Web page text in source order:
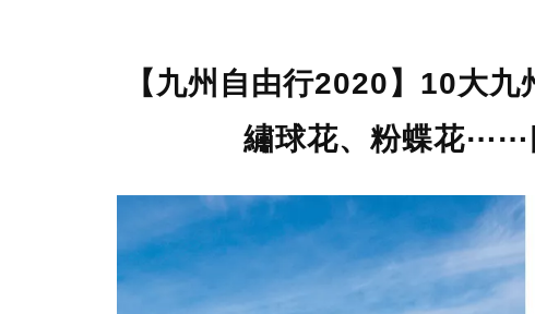
【九州自由行2020】10大九
繡球花、粉蝶花⋯⋯